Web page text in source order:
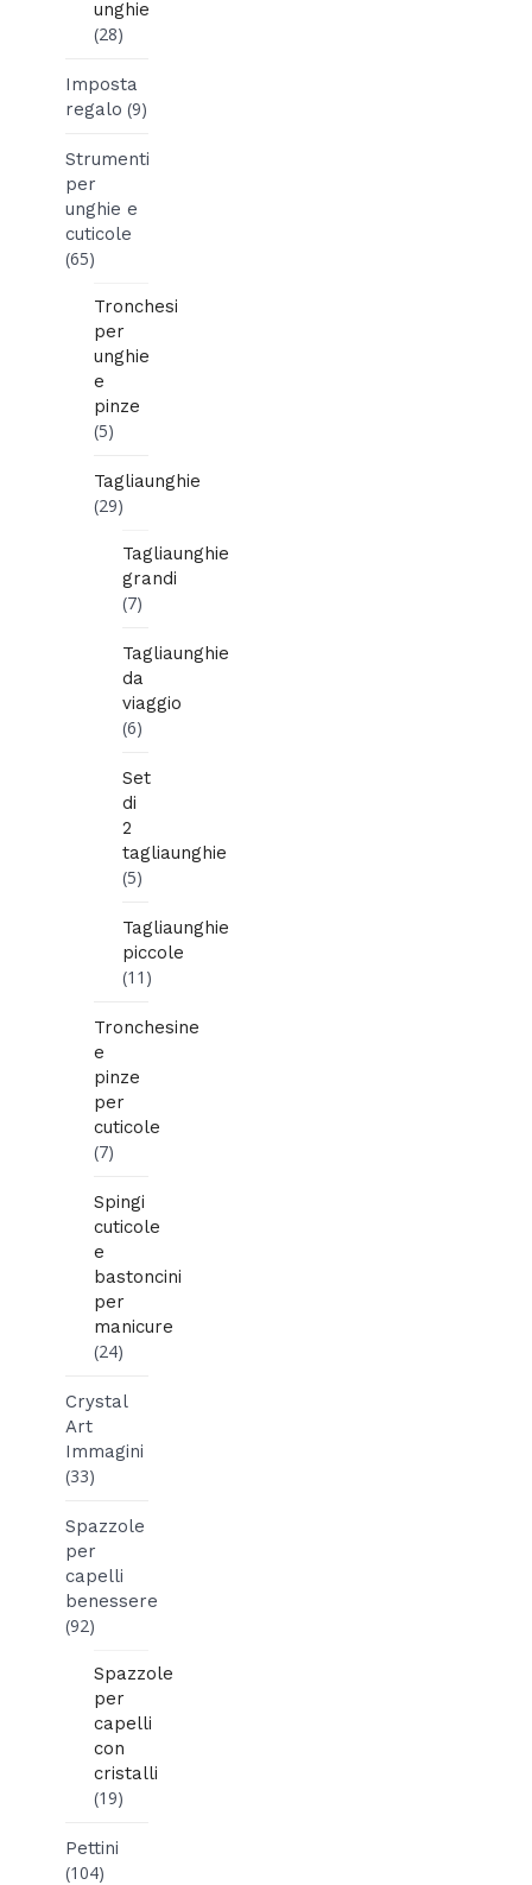
unghie
(28)
Imposta
regalo (9)
Strumenti
per
unghie e
cuticole
(65)
Tronchesi
per
unghie
e
pinze
(5)
Tagliaunghie
(29)
Tagliaunghie
grandi
(7)
Tagliaunghie
da
viaggio
(6)
Set
di
2
tagliaunghie
(5)
Tagliaunghie
piccole
(11)
Tronchesine
e
pinze
per
cuticole
(7)
Spingi
cuticole
e
bastoncini
per
manicure
(24)
Crystal
Art
Immagini
(33)
Spazzole
per
capelli
benessere
(92)
Spazzole
per
capelli
con
cristalli
(19)
Pettini
(104)